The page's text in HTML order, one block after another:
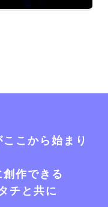
こから始まり
作できる
チと共に